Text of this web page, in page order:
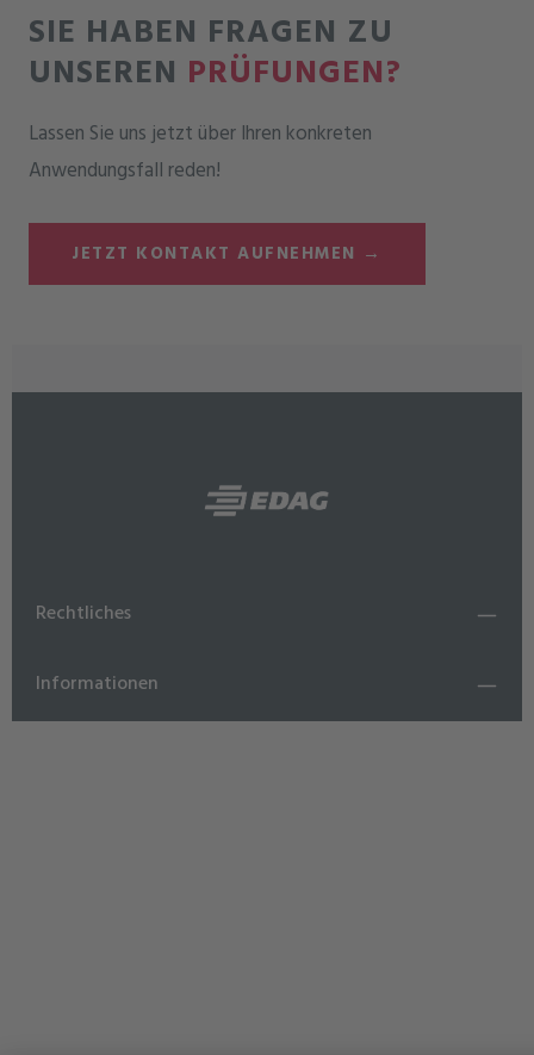
SIE HABEN FRAGEN ZU
UNSEREN PRÜFUNGEN?
Lassen Sie uns jetzt über Ihren konkreten
Anwendungsfall reden!
JETZT KONTAKT AUFNEHMEN →
Rechtliches
Informationen